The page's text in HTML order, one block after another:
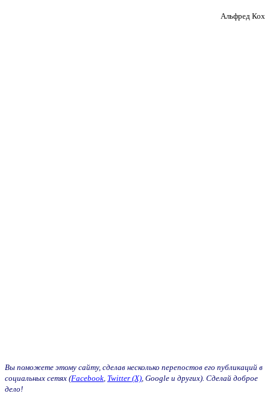
Альфред Кох
Вы поможете этому сайту, сделав несколько перепостов его публикаций в
социальных сетях (Facebook Twitter (X) , Google и других). Сделай доброе
дело!